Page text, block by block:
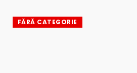
FĂRĂ CATEGORIE